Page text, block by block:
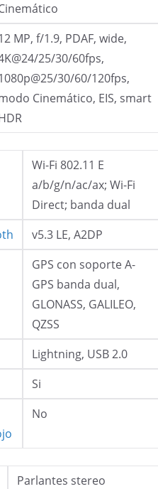
MP, f/1.9, PDAF, wide,
25/30/60fps,
30/60/120fps,
Cinemático, EIS, smart
Wi-Fi 802.11 E
a/b/g/n/ac/ax; Wi-Fi
Direct; banda dual
v5.3 LE, A2DP
GPS con soporte A-
GPS banda dual,
GLONASS, GALILEO,
QZSS
Lightning, USB 2.0
Si
No
Parlantes stereo